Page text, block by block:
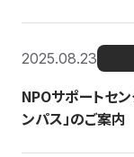
2025.08.23
NPOサポートセ
ンパス」のご案内